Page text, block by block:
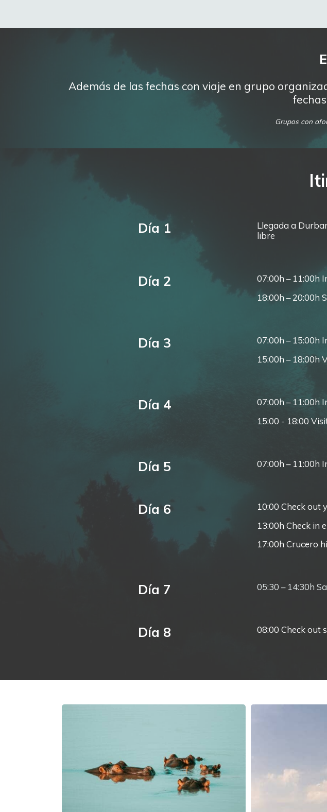
Además de las fechas con viaje en grupo
Grupos con
Día 1
Llegada a
libre
Día 2
07:00h –
18:00h – 20:00h
Día 3
07:00h –
15:00h – 18:00h
Día 4
07:00h – 11:00h
15:00 - 18:00
Día 5 07:00h – 11:00h
Día 6
10:00
13:00h Check in
17:00h Crucero
Día 7 05:30 – 14:30h
Día 8 08:00 Check out